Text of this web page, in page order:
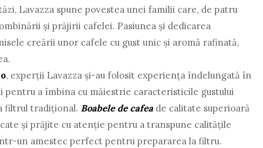
Lavazza spune povestea unei familii care, de patru
și prăjirii cafelei. Pasiunea și dedicarea
creării unor cafele cu gust unic și aromă rafinată,
, experții Lavazza și-au folosit experiența îndelungată în
a îmbina cu măiestrie caracteristicile gustului
filtrul tradițional.Boabele de cafea de calitate superioară
și prăjite cu atenție pentru a transpune calitățile
un amestec perfect pentru prepararea la filtru.